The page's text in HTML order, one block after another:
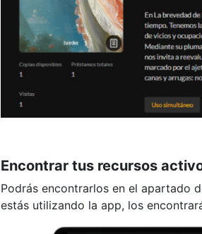
Encontrar tus recursos
Podrás encontrarlos en el apartado
estás utilizando la app, los